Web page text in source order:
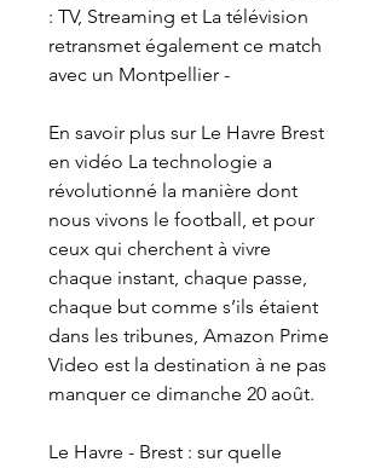
: TV, Streaming et La télévision
retransmet également ce match
avec un Montpellier -
En savoir plus sur Le Havre Brest
en vidéo La technologie a
révolutionné la manière dont
nous vivons le football, et pour
ceux qui cherchent à vivre
chaque instant, chaque passe,
chaque but comme s’ils étaient
dans les tribunes, Amazon Prime
Video est la destination à ne pas
manquer ce dimanche 20 août.
Le Havre - Brest : sur quelle